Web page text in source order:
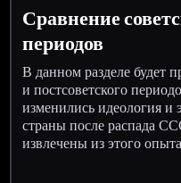
Сравнение
периодов
В данном разделе будет
и постсоветского
изменились идеология и
страны после распада
извлечены из этого